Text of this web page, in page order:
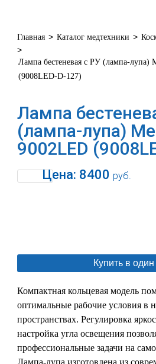
Главная > Каталог медтехники >
>
Лампа бестеневая с РУ (лампа-лупа)
(9008LED-D-127)
Лампа
(лампа-лупа)
9002LED
Цена: 8400 руб.
Купить в один
Компактная кольцевая модель
оптимальные рабочие условия в
пространствах. Регулировка
настройка угла освещения
профессиональные задачи на
Лампа-лупа изготовлена из